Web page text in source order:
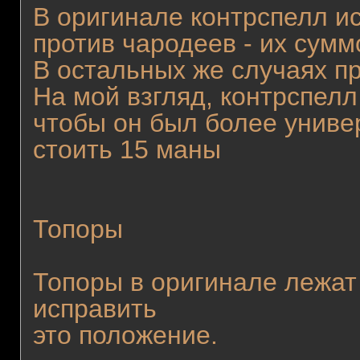
В оригинале контрспелл
против чародеев - их
В остальных же случаях
На мой взгляд,
чтобы он был более
стоить 15 маны
Топоры
Топоры в оригинале
исправить
это положение.